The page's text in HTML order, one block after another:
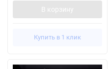
В корзину
Купить в 1 клик